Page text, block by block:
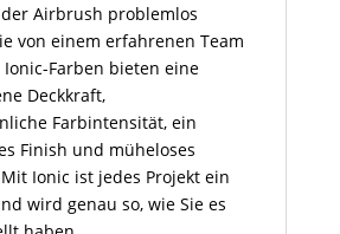
Airbrush problemlos
von einem erfahrenen Team
Farben bieten eine
Deckkraft,
Farbintensität, ein
Finish und müheloses
Ionic ist jedes Projekt ein
wird genau so, wie Sie es